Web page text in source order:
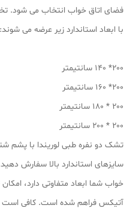
فضای اتاق خواب انتخاب می شود.
با ابعاد استاندارد زیر عرضه می شوند:
۲۰۰* ۱۴۰ سانتیمتر
۲۰۰* ۱۶۰ سانتیمتر
۲۰۰ * ۱۸۰ سانتیمتر
۲۰۰ * ۲۰۰ سانتیمتر
تشک دو نفره طبی لوریندا با پشم
سایزهای استاندارد بالا سفارش
خواب شما ابعاد متفاوتی دارد،
آتیکس فراهم شده است. کافی است